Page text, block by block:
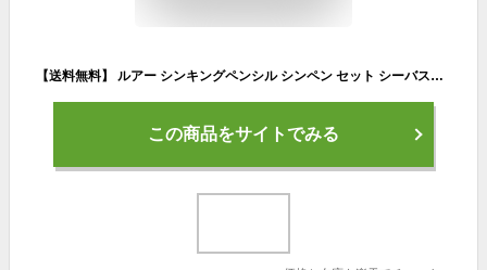
【送料無料】 ルアー シンキングペンシル シンペン セット シーバスルアー ヘビー 7.5cm 9.5cm 14g 18g 24g シーバス 青物 ワラサ ヒラメ ルアーセット 釣れる ペンシル 100mm レッドヘッド ピンク ブルー パープル ゴールド サーフ 海 淡水 釣り 安い 格安 タックルタイム
この商品をサイトでみる